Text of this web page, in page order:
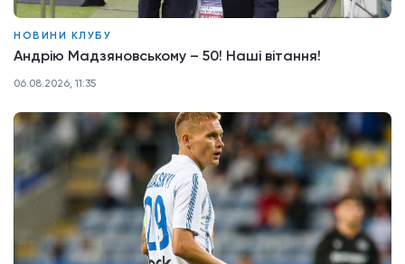
НОВИНИ КЛУБУ
Андрію Мадзяновському – 50! Наші вітання!
06.08.2026, 11:35